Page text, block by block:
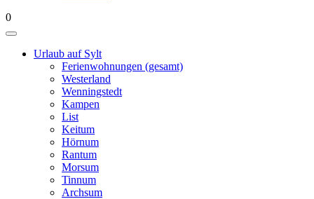
0
Urlaub auf Sylt
Ferienwohnungen (gesamt)
Westerland
Wenningstedt
Kampen
List
Keitum
Hörnum
Rantum
Morsum
Tinnum
Archsum